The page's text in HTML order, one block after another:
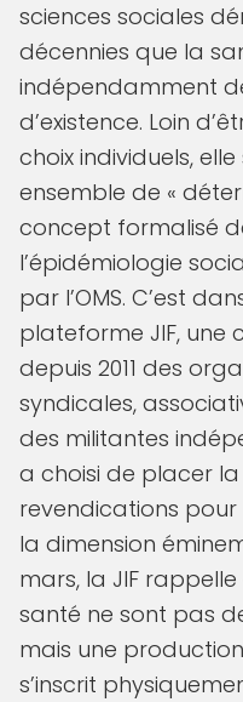
sciences sociales
décennies que la
indépendamment
d’existence. Loin
choix individuels,
ensemble de «
concept formalisé
l’épidémiologie
par l’OMS. C’est
plateforme JIF, une
depuis 2011 des
syndicales,
des militantes
a choisi de placer
revendications pour
la dimension
mars, la JIF
santé ne sont pas
mais une
s’inscrit